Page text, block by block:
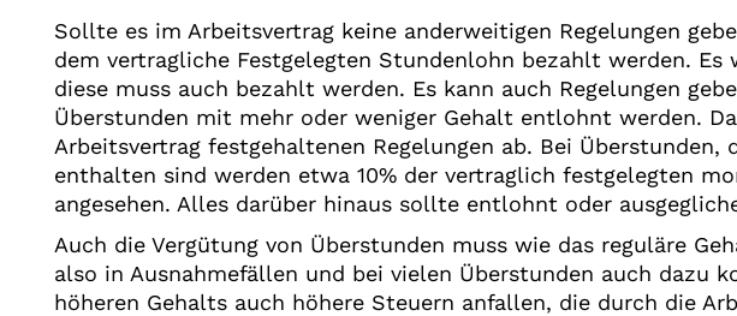
Sollte es im Arbeitsvertrag keine anderweitigen Regelungen
dem vertragliche Festgelegten Stundenlohn bezahlt werden.
diese muss auch bezahlt werden. Es kann auch Regelungen
Überstunden mit mehr oder weniger Gehalt entlohnt werden.
Arbeitsvertrag festgehaltenen Regelungen ab. Bei Überstunden,
enthalten sind werden etwa 10% der vertraglich festgelegten
angesehen. Alles darüber hinaus sollte entlohnt oder
Auch die Vergütung von Überstunden muss wie das reguläre
also in Ausnahmefällen und bei vielen Überstunden auch dazu
höheren Gehalts auch höhere Steuern anfallen, die durch die